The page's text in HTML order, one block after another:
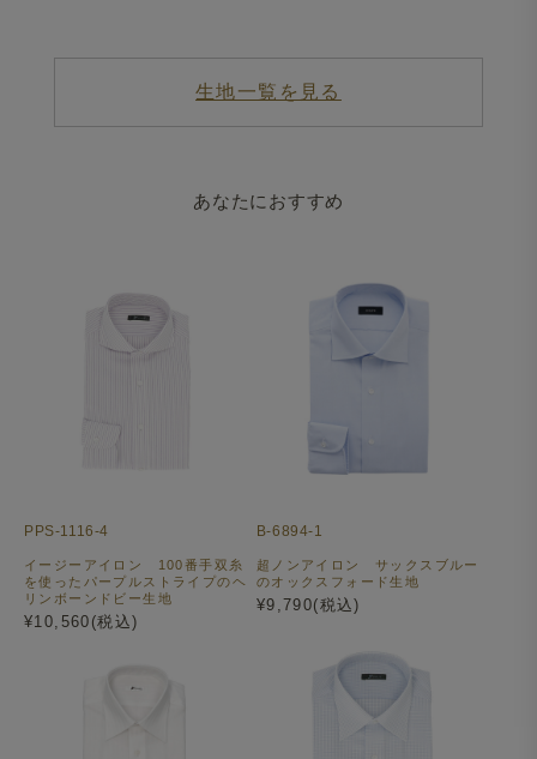
生地一覧を見る
あなたにおすすめ
PPS-1116-4
イージーアイロン 100番手双糸
を使ったパープルストライプのヘ
リンボーンドビー生地
¥10,560(税込)
B-6894-1
超ノンアイロン サックスブルー
のオックスフォード生地
¥9,790(税込)